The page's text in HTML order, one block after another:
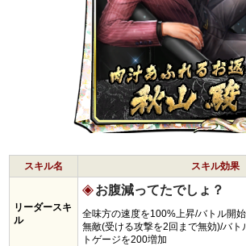
スキル名 スキル効果
リーダースキ
ル
お腹減ってたでしょ？
全味方の速度を100%上昇/バトル開
無敵(受ける攻撃を2回まで無効)/バト
トゲージを200増加